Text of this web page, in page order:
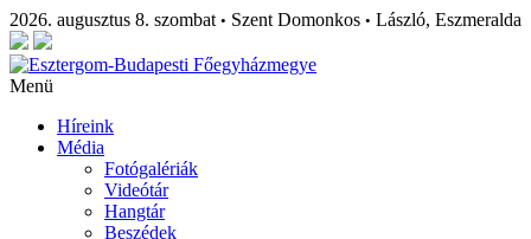
2026. augusztus 8. szombat • Szent Domonkos • László, Eszmeralda
Menü
Híreink
Média
Fotógalériák
Videótár
Hangtár
Beszédek